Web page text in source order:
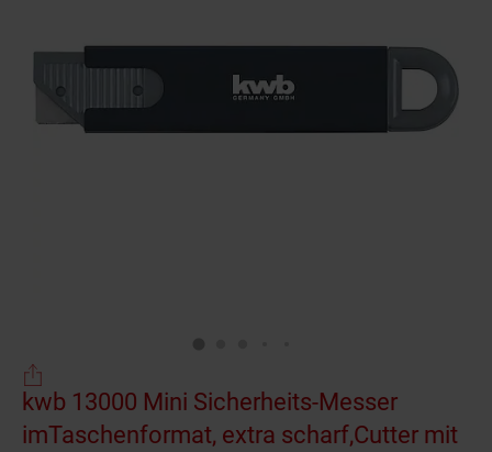
kwb 13000 Mini Sicherheits-Messer
imTaschenformat, extra scharf,Cutter mit